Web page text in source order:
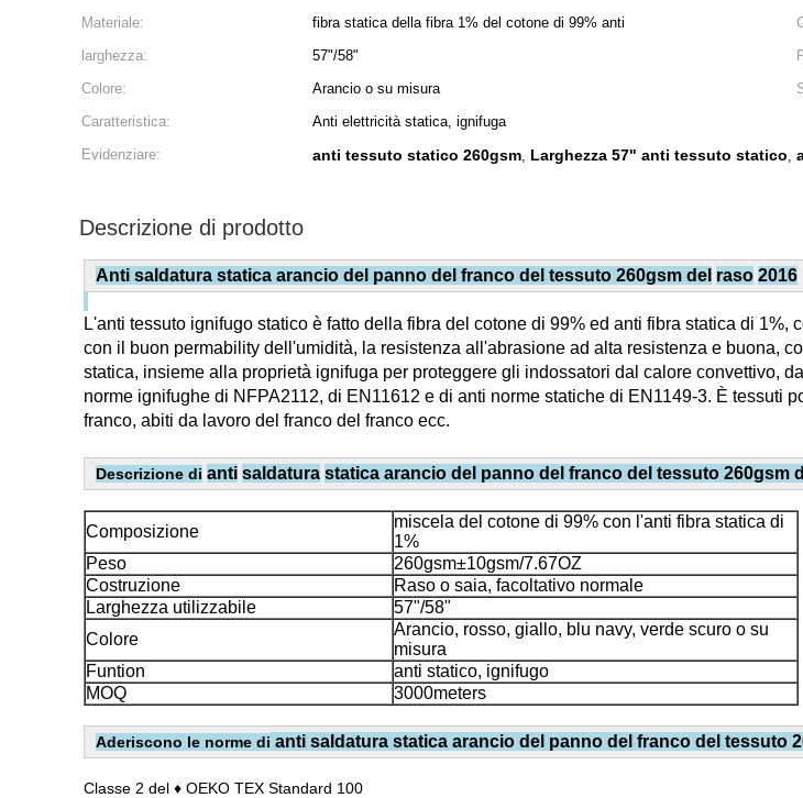
Materiale: fibra statica della fibra 1% del cotone di 99% anti
larghezza:
57"/58"
Colore:
Arancio o su misura
Caratteristica:
Anti elettricità statica, ignifuga
Evidenziare:
anti tessuto statico 260gsm, Larghezza 57" anti tessuto statico,
Descrizione di prodotto
Anti saldatura statica arancio del panno del franco del tessuto 260gsm del raso 2016
L'anti tessuto ignifugo statico è fatto della fibra del cotone di 99% ed anti fibra statica di
con il buon permability dell'umidità, la resistenza all'abrasione ad alta resistenza e buona,
statica, insieme alla proprietà ignifuga per proteggere gli indossatori dal calore convettivo,
norme ignifughe di NFPA2112, di EN11612 e di anti norme statiche di EN1149-3. È tessuti
franco, abiti da lavoro del franco del franco ecc.
Descrizione di anti saldatura statica arancio del panno del franco del tessuto 260gsm
Composizione
miscela del cotone di 99% con l'anti fibra statica di
1%
Peso
260gsm±10gsm/7.67OZ
Costruzione
Raso o saia, facoltativo normale
Larghezza utilizzabile
57"/58"
Colore
Arancio, rosso, giallo, blu navy, verde scuro o su
misura
Funtion
anti statico, ignifugo
MOQ
3000meters
Aderiscono le norme di anti saldatura statica arancio del panno del franco del tessuto
Classe 2 del ♦ OEKO TEX Standard 100